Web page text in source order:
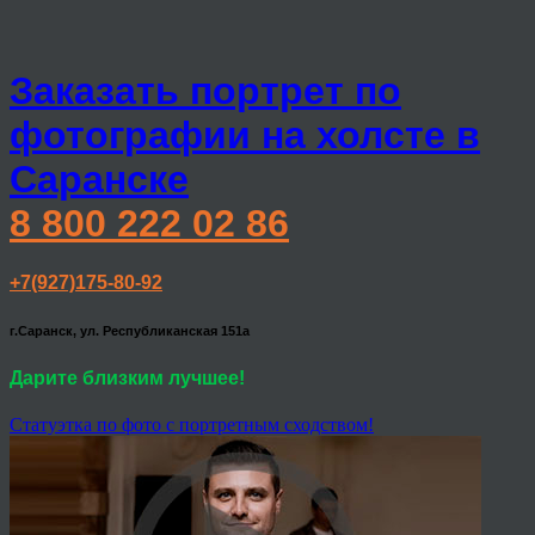
Заказать портрет по
фотографии на холсте в
Саранске
8 800 222 02 86
+7(927)175-80-92
г.Саранск, ул. Республиканская 151а
Дарите близким лучшее!
Статуэтка по фото с портретным сходством!